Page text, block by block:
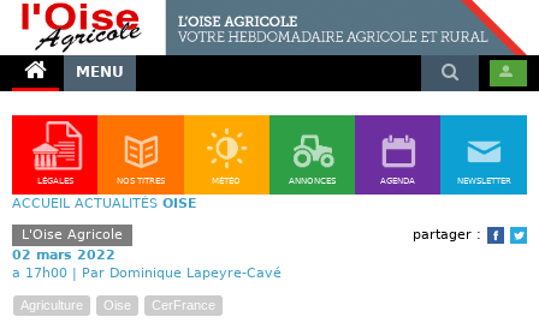
MENU
LÉGALES NOS TITRES MÉTÉO ANNONCES AGENDA NEWSLETTER
ACCUEIL ACTUALITÉS OISE
partager :
L'Oise Agricole
02 mars 2022
a 17h00 | Par Dominique Lapeyre-Cavé
Agriculture Oise CerFrance